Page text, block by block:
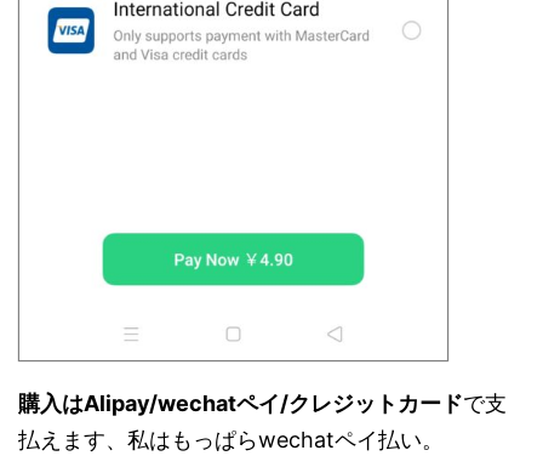
購入はAlipay/wechatペイ/クレジットカードで支
払えます、私はもっぱらwechatペイ払い。